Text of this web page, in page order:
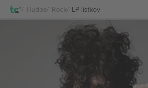
Hudba Rock LP lístkov